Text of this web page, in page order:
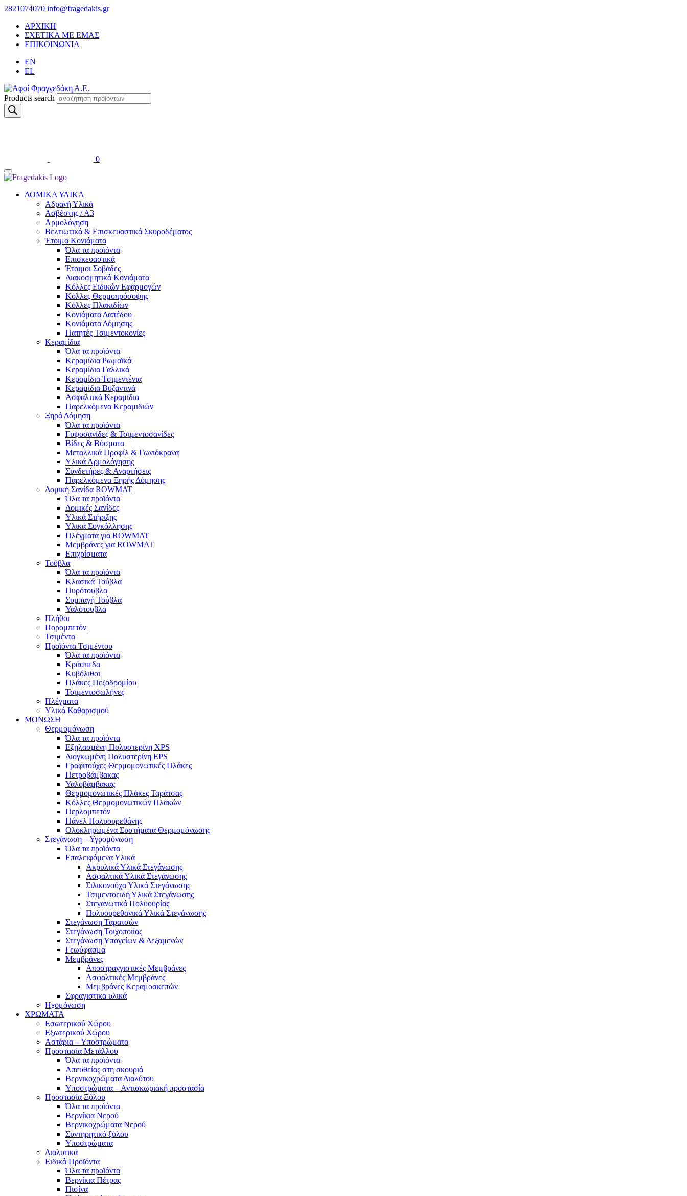
2821074070 info@fragedakis.gr
ΑΡΧΙΚΗ
ΣΧΕΤΙΚΑ ΜΕ ΕΜΑΣ
ΕΠΙΚΟΙΝΩΝΙΑ
EN
EL
Products search
0
ΔΟΜΙΚΑ ΥΛΙΚΑ
Αδρανή Υλικά
Ασβέστης / Α3
Αρμολόγηση
Βελτιωτικά & Επισκευαστικά Σκυροδέματος
Έτοιμα Κονιάματα
Όλα τα προϊόντα
Επισκευαστικά
Έτοιμοι Σοβάδες
Διακοσμητικά Κονιάματα
Κόλλες Ειδικών Εφαρμογών
Κόλλες Θερμοπρόσοψης
Κόλλες Πλακιδίων
Κονιάματα Δαπέδου
Κονιάματα Δόμησης
Πατητές Τσιμεντοκονίες
Κεραμίδια
Όλα τα προϊόντα
Κεραμίδια Ρωμαϊκά
Κεραμίδια Γαλλικά
Κεραμίδια Τσιμεντένια
Κεραμίδια Βυζαντινά
Ασφαλτικά Κεραμίδια
Παρελκόμενα Κεραμιδιών
Ξηρά Δόμηση
Όλα τα προϊόντα
Γυψοσανίδες & Τσιμεντοσανίδες
Βίδες & Βύσματα
Μεταλλικά Προφίλ & Γωνιόκρανα
Υλικά Αρμολόγησης
Συνδετήρες & Αναρτήσεις
Παρελκόμενα Ξηρής Δόμησης
Δομική Σανίδα ROWMAT
Όλα τα προϊόντα
Δομικές Σανίδες
Υλικά Στήριξης
Υλικά Συγκόλλησης
Πλέγματα για ROWMAT
Μεμβράνες για ROWMAT
Επιχρίσματα
Τούβλα
Όλα τα προϊόντα
Κλασικά Τούβλα
Πυρότουβλα
Συμπαγή Τούβλα
Υαλότουβλα
Πλήθοι
Πορομπετόν
Τσιμέντα
Προϊόντα Τσιμέντου
Όλα τα προϊόντα
Κράσπεδα
Κυβόλιθοι
Πλάκες Πεζοδρομίου
Τσιμεντοσωλήνες
Πλέγματα
Υλικά Καθαρισμού
ΜΟΝΩΣΗ
Θερμομόνωση
Όλα τα προϊόντα
Εξηλασμένη Πολυστερίνη XPS
Διογκωμένη Πολυστερίνη EPS
Γραφιτούχες Θερμομονωτικές Πλάκες
Πετροβάμβακας
Υαλοβάμβακας
Θερμομονωτικές Πλάκες Ταράτσας
Κόλλες Θερμομονωτικών Πλακών
Περλομπετόν
Πάνελ Πολυουρεθάνης
Ολοκληρωμένα Συστήματα Θερμομόνωσης
Στεγάνωση – Υγρομόνωση
Όλα τα προϊόντα
Επαλειφόμενα Υλικά
Ακρυλικά Υλικά Στεγάνωσης
Ασφαλτικά Υλικά Στεγάνωσης
Σιλικονούχα Υλικά Στεγάνωσης
Τσιμεντοειδή Υλικά Στεγάνωσης
Στεγανωτικά Πολυουρίας
Πολυουρεθανικά Υλικά Στεγάνωσης
Στεγάνωση Ταρατσών
Στεγάνωση Τοιχοποιίας
Στεγάνωση Υπογείων & Δεξαμενών
Γεωύφασμα
Μεμβράνες
Αποστραγγιστικές Μεμβράνες
Ασφαλτικές Μεμβράνες
Μεμβράνες Κεραμοσκεπών
Σφραγιστικα υλικά
Ηχομόνωση
ΧΡΩΜΑΤΑ
Εσωτερικού Χώρου
Εξωτερικού Χώρου
Αστάρια – Υποστρώματα
Προστασία Μετάλλου
Όλα τα προϊόντα
Απευθείας στη σκουριά
Βερνικοχρώματα Διαλύτου
Υποστρώματα – Αντισκωριακή προστασία
Προστασία Ξύλου
Όλα τα προϊόντα
Βερνίκια Νερού
Βερνικοχρώματα Νερού
Συντηρητικό ξύλου
Υποστρώματα
Διαλυτικά
Ειδικά Προϊόντα
Όλα τα προϊόντα
Βερνίκια Πέτρας
Πισίνα